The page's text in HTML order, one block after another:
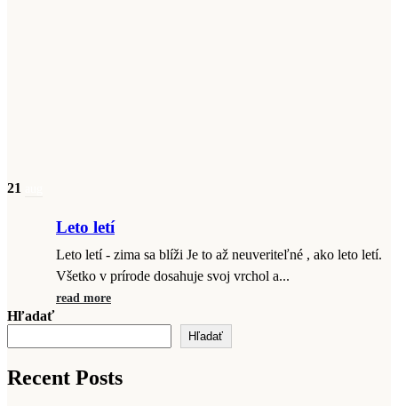
21
Leto letí
Leto letí - zima sa blíži Je to až neuveriteľné , ako leto letí.
Všetko v prírode dosahuje svoj vrchol a...
read more
Hľadať
Hľadať
Recent Posts